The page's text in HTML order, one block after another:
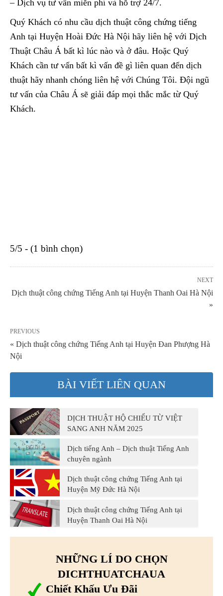
– Dịch vụ tư vấn miễn phí và hỗ trợ 24/7.
Quý Khách có nhu cầu dịch thuật công chứng tiếng
Anh tại Huyện Hoài Đức Hà Nội hãy liên hệ với Dịch
Thuật Châu Á bất kì lúc nào và ở đâu. Hoặc Quý
Khách cần tư vấn bất kì vấn đề gì liên quan đến dịch
thuật hãy nhanh chóng liên hệ với Chúng Tôi. Đội ngũ
tư vấn của Châu Á sẽ giải đáp mọi thắc mắc từ Quý
Khách.
5/5 - (1 bình chọn)
NEXT
Dịch thuật công chứng Tiếng Anh tại Huyện Thanh Oai Hà Nội
»
PREVIOUS
« Dịch thuật công chứng Tiếng Anh tại Huyện Đan Phượng Hà
Nội
BÀI VIẾT LIÊN QUAN
DỊCH THUẬT HỘ CHIẾU TỪ VIỆT
SANG ANH NĂM 2025
Dịch tiếng Anh – Dịch thuật Tiếng Anh
chuyên ngành
Dịch thuật công chứng Tiếng Anh tại
Huyện Mỹ Đức Hà Nội
Dịch thuật công chứng Tiếng Anh tại
Huyện Thanh Oai Hà Nội
NHỮNG LÍ DO CHỌN
DICHTHUATCHAUA
Chiết Khấu Ưu Đãi